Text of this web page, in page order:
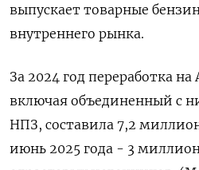
выпускает товарные
внутреннего рынка.
За 2024 год переработка
включая объединенный с
‌НПЗ, составила 7,2
июнь 2025 года - 3